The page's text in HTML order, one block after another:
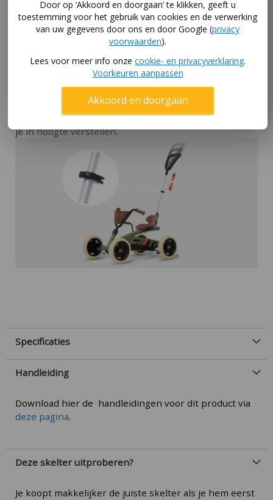
De zachte banden zijn gemaakt van EVA-foam: dat gaat
niet lek. En je kind kan zelf remmen met de handrem
aan de rechterkant van de Buzzy Retro 2-in-1.
Buzzy met duwstang
De meegeleverde duwstang van de Buzzy skelter kun
je in hoogte verstellen.
Specificaties
Handleiding
Download hier de handleidingen voor dit product via
deze pagina.
Deze skelter uitproberen?
Je koopt makkelijker de juiste skelter als je hem eerst
Door op ‘Akkoord en doorgaan’ te klikken, geeft u
toestemming voor het gebruik van cookies en de verwerking
van uw gegevens door ons en door Google (privacy
voorwaarden).
Lees voor meer info onze cookie- en privacyverklaring.
Voorkeuren aanpassen
Akkoord en doorgaan